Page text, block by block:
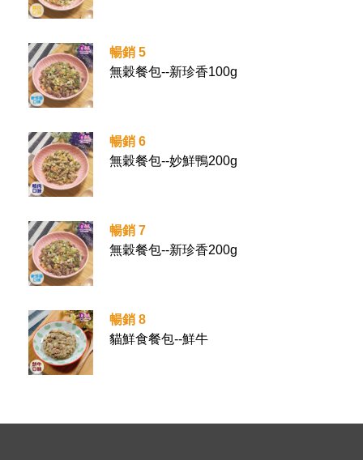
暢銷 5
無穀餐包--新珍香100g
暢銷 6
無穀餐包--妙鮮鴨200g
暢銷 7
無穀餐包--新珍香200g
暢銷 8
貓鮮食餐包--鮮牛